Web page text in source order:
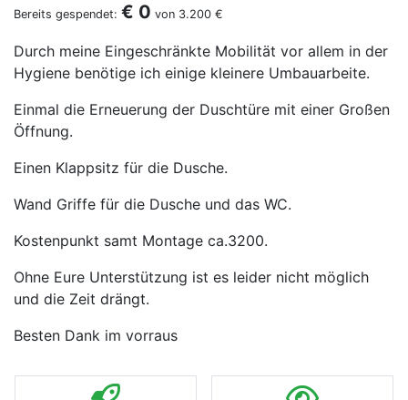
Bereits gespendet: € 0 von 3.200 €
Durch meine Eingeschränkte Mobilität vor allem in der
Hygiene benötige ich einige kleinere Umbauarbeite.
Einmal die Erneuerung der Duschtüre mit einer Großen
Öffnung.
Einen Klappsitz für die Dusche.
Wand Griffe für die Dusche und das WC.
Kostenpunkt samt Montage ca.3200.
Ohne Eure Unterstützung ist es leider nicht möglich
und die Zeit drängt.
Besten Dank im vorraus